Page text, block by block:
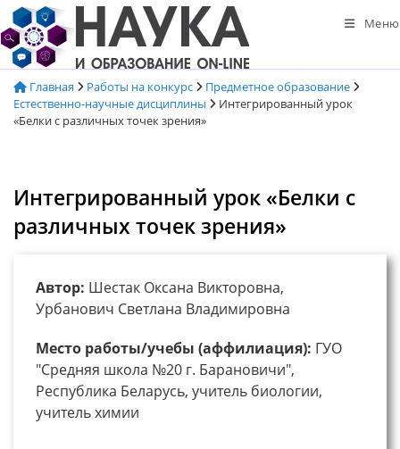
Перейти
к
содержимому
Меню
Главная Работы на конкурс
Предметное образование
Естественно-научные дисциплины
Интегрированный урок
«Белки с различных точек зрения»
Интегрированный урок «Белки с
различных точек зрения»
Автор: Шестак Оксана Викторовна,
Урбанович Светлана Владимировна
Место работы/учебы (аффилиация): ГУО
"Средняя школа №20 г. Барановичи",
Республика Беларусь, учитель биологии,
учитель химии